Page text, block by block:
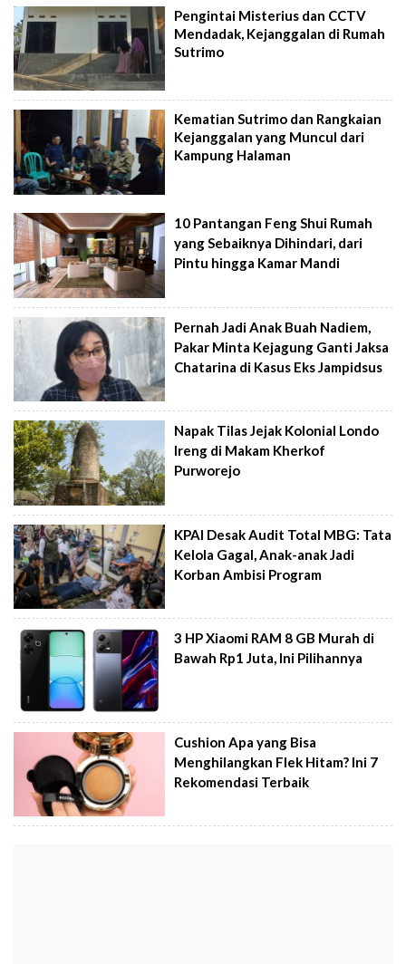
Pengintai Misterius dan CCTV
Mendadak, Kejanggalan di Rumah
Sutrimo
Kematian Sutrimo dan Rangkaian
Kejanggalan yang Muncul dari
Kampung Halaman
10 Pantangan Feng Shui Rumah
yang Sebaiknya Dihindari, dari
Pintu hingga Kamar Mandi
Pernah Jadi Anak Buah Nadiem,
Pakar Minta Kejagung Ganti Jaksa
Chatarina di Kasus Eks Jampidsus
Napak Tilas Jejak Kolonial Londo
Ireng di Makam Kherkof
Purworejo
KPAI Desak Audit Total MBG: Tata
Kelola Gagal, Anak-anak Jadi
Korban Ambisi Program
3 HP Xiaomi RAM 8 GB Murah di
Bawah Rp1 Juta, Ini Pilihannya
Cushion Apa yang Bisa
Menghilangkan Flek Hitam? Ini 7
Rekomendasi Terbaik